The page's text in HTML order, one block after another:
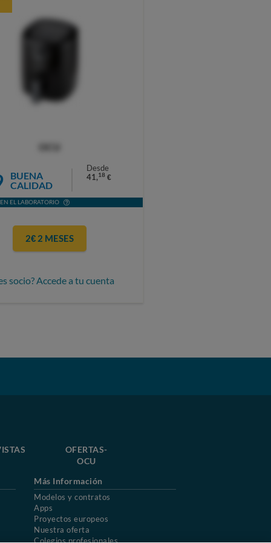
BUENA
CALIDAD
Desde
41,18 €
EL LABORATORIO
2€ 2 MESES
socio? Accede a tu cuenta
OFERTAS-
OCU
Más Información
Modelos y contratos
Apps
Proyectos europeos
Nuestra oferta
Colegios profesionales